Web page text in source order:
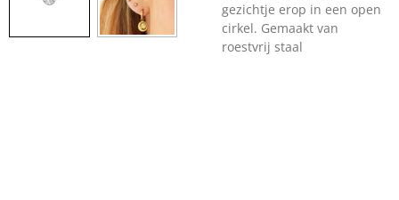
gezichtje erop in een open
cirkel. Gemaakt van
roestvrij staal